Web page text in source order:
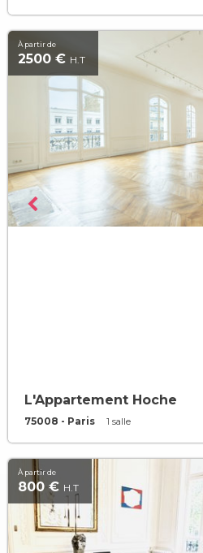
À partir de
2500 € H.T
L'Appartement Hoche
75008 - Paris 1 salle
À partir de
800 € H.T